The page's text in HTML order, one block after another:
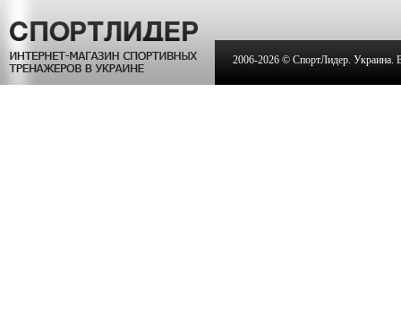
2006-2026 © СпортЛидер. Украина.